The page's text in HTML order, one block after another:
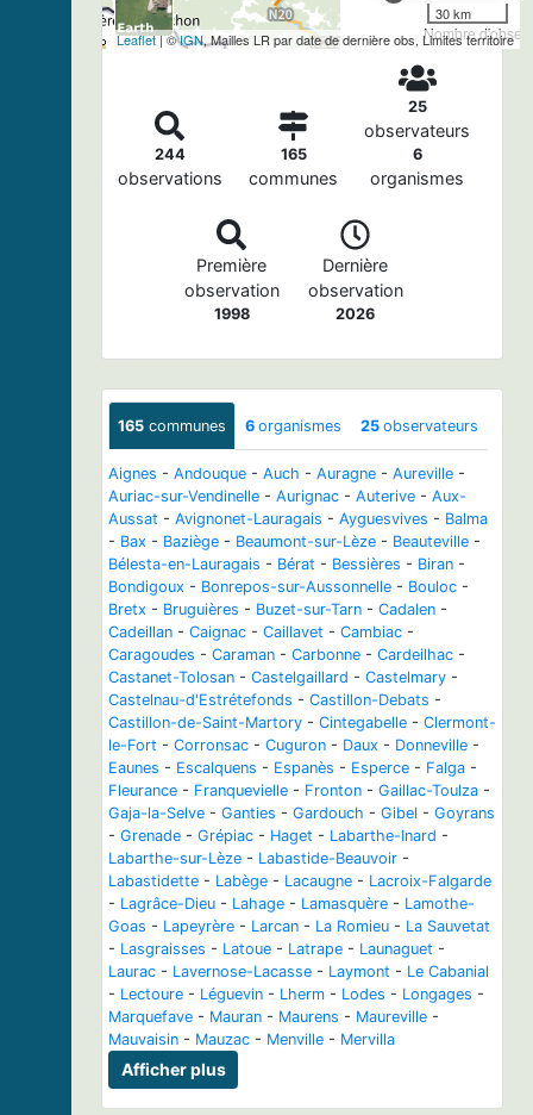
Nombre
30 km
Leaflet| ©IGN, Mailles LR par date de dernière obs, Limites territoire
244
observations
165
communes
25
observateurs
6
organismes
Première
observation
1998
Dernière
observation
2026
165 communes 6 organismes 25 observateurs
Aignes - Andouque - Auch - Auragne - Aureville -
Auriac-sur-Vendinelle - Aurignac - Auterive - Aux-
Aussat - Avignonet-Lauragais - Ayguesvives - Balma
- Bax - Baziège - Beaumont-sur-Lèze - Beauteville -
Bélesta-en-Lauragais - Bérat - Bessières - Biran -
Bondigoux - Bonrepos-sur-Aussonnelle - Bouloc -
Bretx - Bruguières - Buzet-sur-Tarn - Cadalen -
Cadeillan - Caignac - Caillavet - Cambiac -
Caragoudes - Caraman - Carbonne - Cardeilhac -
Castanet-Tolosan - Castelgaillard - Castelmary -
Castelnau-d'Estrétefonds - Castillon-Debats -
Castillon-de-Saint-Martory - Cintegabelle - Clermont-
le-Fort - Corronsac - Cuguron - Daux - Donneville -
Eaunes - Escalquens - Espanès - Esperce - Falga -
Fleurance - Franquevielle - Fronton - Gaillac-Toulza -
Gaja-la-Selve - Ganties - Gardouch - Gibel - Goyrans
- Grenade - Grépiac - Haget - Labarthe-Inard -
Labarthe-sur-Lèze - Labastide-Beauvoir -
Labastidette - Labège - Lacaugne - Lacroix-Falgarde
- Lagrâce-Dieu - Lahage - Lamasquère - Lamothe-
Goas - Lapeyrère - Larcan - La Romieu - La Sauvetat
- Lasgraisses - Latoue - Latrape - Launaguet -
Laurac - Lavernose-Lacasse - Laymont - Le Cabanial
- Lectoure - Léguevin - Lherm - Lodes - Longages -
Marquefave - Mauran - Maurens - Maureville -
Mauvaisin - Mauzac - Menville - Mervilla
Afficher plus